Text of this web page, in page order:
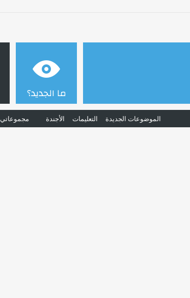
ما الجديد؟
الموضوعات الجديدة التعليمات الأجندة مجموعاتي